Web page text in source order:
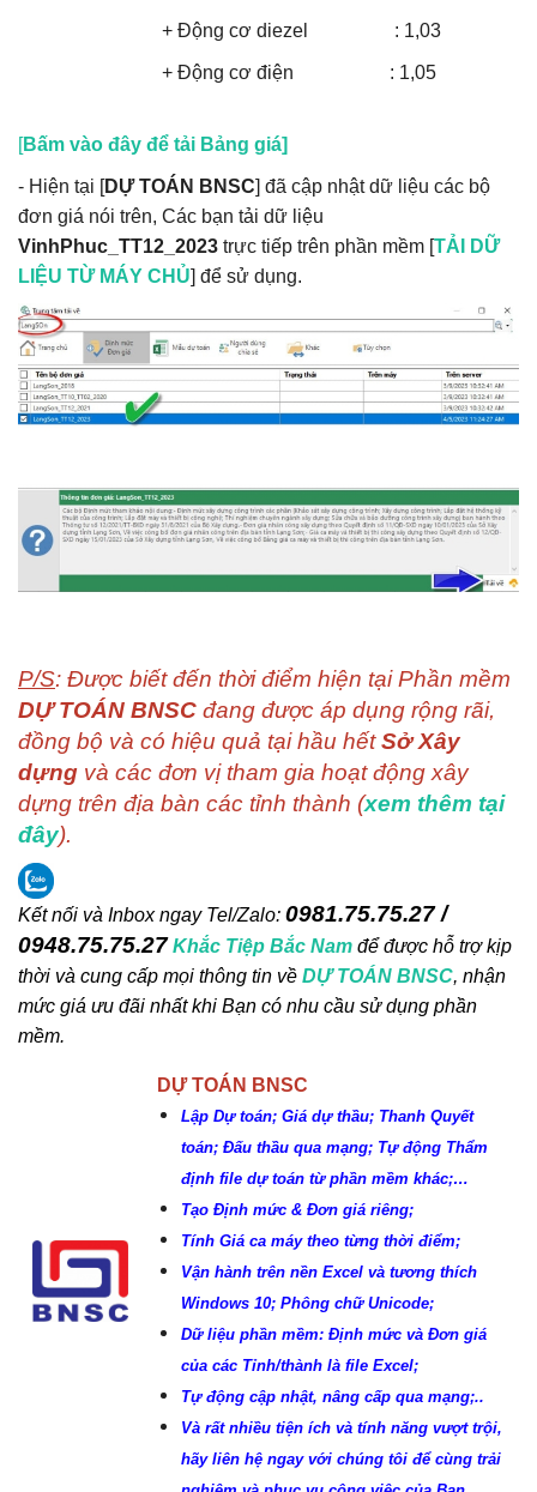
+ Động cơ diezel : 1,03
+ Động cơ điện : 1,05
[Bấm vào đây để tải Bảng giá]
- Hiện tại [DỰ TOÁN BNSC] đã cập nhật dữ liệu các bộ
đơn giá nói trên, Các bạn tải dữ liệu
VinhPhuc_TT12_2023 trực tiếp trên phần mềm [TẢI DỮ
LIỆU TỪ MÁY CHỦ] để sử dụng.
P/S: Được biết đến thời điểm hiện tại Phần mềm
DỰ TOÁN BNSC đang được áp dụng rộng rãi,
đồng bộ và có hiệu quả tại hầu hếtSở Xây
dựng và các đơn vị tham gia hoạt động xây
dựng trên địa bàn các tỉnh thành (xem thêm tại
đây).
Kết nối và Inbox ngay Tel/Zalo: 0981.75.75.27 /
0948.75.75.27 Khắc Tiệp Bắc Nam để được hỗ trợ kịp
thời và cung cấp mọi thông tin về DỰ TOÁN BNSC, nhận
mức giá ưu đãi nhất khi Bạn có nhu cầu sử dụng phần
mềm.
DỰ TOÁN BNSC
Lập Dự toán; Giá dự thầu; Thanh Quyết
toán; Đấu thầu qua mạng; Tự động Thẩm
định file dự toán từ phần mềm khác;…
Tạo Định mức & Đơn giá riêng;
Tính Giá ca máy theo từng thời điểm;
Vận hành trên nền Excel và tương thích
Windows 10; Phông chữ Unicode;
Dữ liệu phần mềm: Định mức và Đơn giá
của các Tỉnh/thành là file Excel;
Tự động cập nhật, nâng cấp qua mạng;..
Và rất nhiều tiện ích và tính năng vượt trội,
hãy liên hệ ngay với chúng tôi để cùng trải